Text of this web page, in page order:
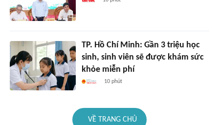
TP. Hồ Chí Minh: Gần 3 triệu học
sinh, sinh viên sẽ được khám sức
khỏe miễn phí
10 phút
VỀ TRANG CHỦ